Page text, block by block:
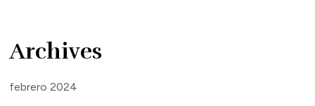
Archives
febrero 2024